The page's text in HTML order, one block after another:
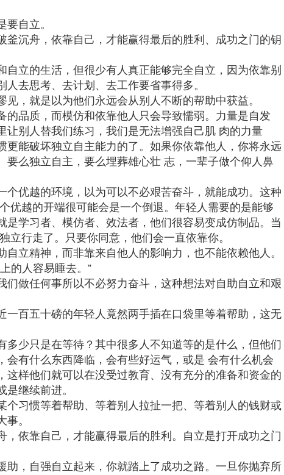
自立。
釜沉舟，依靠自己，才能赢得最后的胜利、成功之门的钥
自立的生活，但很少有人真正能够完全自立，因为依靠别
去思考、去计划、去工作要省事得多。
，就是以为他们永远会从别人不断的帮助中获益。
的品质，而模仿和依靠他人只会导致懦弱。力量是自发
让别人替我们练习，我们是无法增强自己肌 肉的力量
更能破坏独立自主能力的了。如果你依靠他人，你将永远
要么独立自主，要么埋葬雄心壮 志，一辈子做个仰人鼻
个优越的环境，以为可以不必艰苦奋斗，就能成功。这种
优越的开端很可能会是一个倒退。年轻人需要的是能够
是学习者、模仿者、效法者，他们很容易变成仿制品。当
立行走了。只要你同意，他们会一直依靠你。
立精神，而非靠来自他人的影响力，也不能依赖他人。
的人容易睡去。”
们做任何事所以不必努力奋斗，这种想法对自助自立和艰
一百五十磅的年轻人竟然两手插在口袋里等着帮助，这无
多少只是在等待？其中很多人不知道等的是什么，但他们
会有什么东西降临，会有些好运气，或是 会有什么机会
这样他们就可以在没受过教育、没有充分的准备和资金的
继续前进。
个习惯等着帮助、等着别人拉扯一把、等着别人的钱财或
。
，依靠自己，才能赢得最后的胜利。自立是打开成功之门
助，自强自立起来，你就踏上了成功之路。一旦你抛弃所